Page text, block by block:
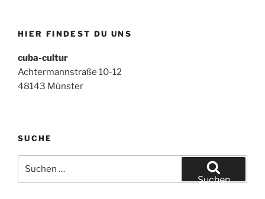
HIER FINDEST DU UNS
cuba-cultur
Achtermannstraße 10-12
48143 Münster
SUCHE
nach:
Suchen